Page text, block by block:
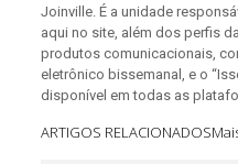
Joinville. É a unidade
aqui no site, além dos perfis
produtos comunicacionais,
eletrônico bissemanal, e o
disponível em todas as
ARTIGOS RELACIONADOS